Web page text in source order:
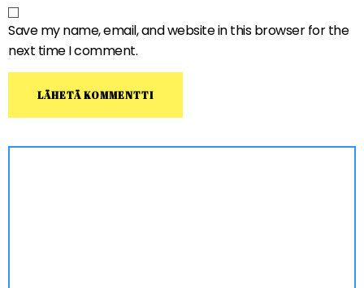
Save my name, email, and website in this browser for the
next time I comment.